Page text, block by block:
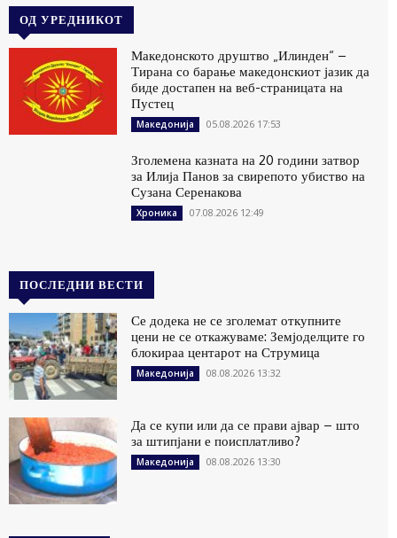
ОД УРЕДНИКОТ
Македонското друштво „Илинден“ –
Тирана со барање македонскиот јазик да
биде достапен на веб-страницата на
Пустец
Македонија 05.08.2026 17:53
Зголемена казната на 20 години затвор
за Илија Панов за свирепото убиство на
Сузана Серенакова
Хроника 07.08.2026 12:49
ПОСЛЕДНИ ВЕСТИ
Се додека не се зголемат откупните
цени не се откажуваме: Земјоделците го
блокираа центарот на Струмица
Македонија 08.08.2026 13:32
Да се купи или да се прави ајвар – што
за штипјани е поисплатливо?
Македонија 08.08.2026 13:30